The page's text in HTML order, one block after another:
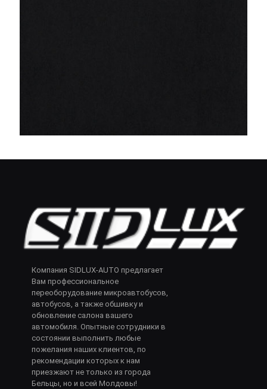
Компания SIDLUX-AUTO предлагает
Вам профессиональное
переоборудование микроавтобусов,
автобусов, а также обшивку и
обновление салона вашего
автомобиля. Опытные сотрудники в
состоянии выполнить любые
пожелания наших клиентов, по
рекомендации которых к нам
приезжают не только из города
Бельцы, но и всей Молдовы!